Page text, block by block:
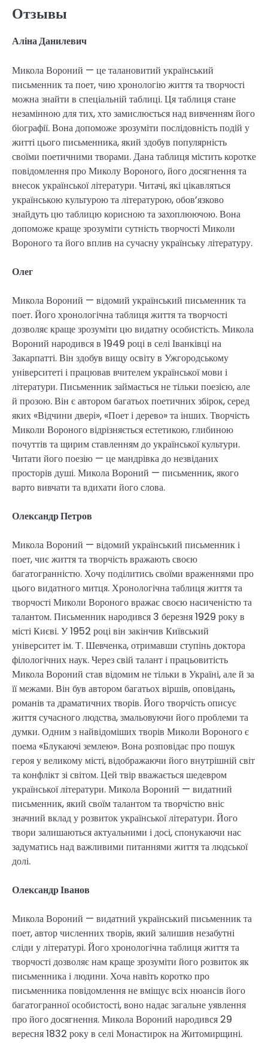
Отзывы
Аліна Данилевич
Микола Вороний — це талановитий український
письменник та поет, чию хронологію життя та творчості
можна знайти в спеціальній таблиці. Ця таблиця стане
незамінною для тих, хто замислюється над вивченням його
біографії. Вона допоможе зрозуміти послідовність подій у
житті цього письменника, який здобув популярність
своїми поетичними творами. Дана таблиця містить коротке
повідомлення про Миколу Вороного, його досягнення та
внесок української літератури. Читачі, які цікавляться
українською культурою та літературою, обов’язково
знайдуть цю таблицю корисною та захоплюючою. Вона
допоможе краще зрозуміти сутність творчості Миколи
Вороного та його вплив на сучасну українську літературу.
Олег
Микола Вороний — відомий український письменник та
поет. Його хронологічна таблиця життя та творчості
дозволяє краще зрозуміти цю видатну особистість. Микола
Вороний народився в 1949 році в селі Іванківці на
Закарпатті. Він здобув вищу освіту в Ужгородському
університеті і працював вчителем української мови і
літератури. Письменник займається не тільки поезією, але
й прозою. Він є автором багатьох поетичних збірок, серед
яких «Відчини двері», «Поет і дерево» та інших. Творчість
Миколи Вороного відрізняється естетикою, глибиною
почуттів та щирим ставленням до української культури.
Читати його поезію — це мандрівка до незвіданих
просторів душі. Микола Вороний — письменник, якого
варто вивчати та вдихати його слова.
Олександр Петров
Микола Вороний — відомий український письменник і
поет, чиє життя та творчість вражають своєю
багатогранністю. Хочу поділитись своїми враженнями про
цього видатного митця. Хронологічна таблиця життя та
творчості Миколи Вороного вражає своєю насиченістю та
талантом. Письменник народився 3 березня 1929 року в
місті Києві. У 1952 році він закінчив Київський
університет ім. Т. Шевченка, отримавши ступінь доктора
філологічних наук. Через свій талант і працьовитість
Микола Вороний став відомим не тільки в Україні, але й за
її межами. Він був автором багатьох віршів, оповідань,
романів та драматичних творів. Його творчість описує
життя сучасного людства, змальовуючи його проблеми та
думки. Одним з найвідоміших творів Миколи Вороного є
поема «Блукаючі землею». Вона розповідає про пошук
героя у великому місті, відображаючи його внутрішній світ
та конфлікт зі світом. Цей твір вважається шедевром
української літератури. Микола Вороний — видатний
письменник, який своїм талантом та творчістю вніс
значний вклад у розвиток української літератури. Його
твори залишаються актуальними і досі, спонукаючи нас
задуматись над важливими питаннями життя та людської
долі.
Олександр Іванов
Микола Вороний — видатний український письменник та
поет, автор численних творів, який залишив незабутні
сліди у літературі. Його хронологічна таблиця життя та
творчості дозволяє нам краще зрозуміти його розвиток як
письменника і людини. Хоча навіть коротко про
письменника повідомлення не вміщує всіх нюансів його
багатогранної особистості, воно надає загальне уявлення
про його досягнення. Микола Вороний народився 29
вересня 1832 року в селі Монастирок на Житомирщині.